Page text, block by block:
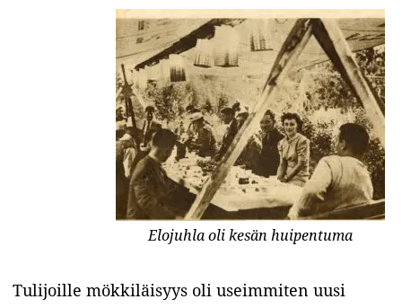
Elojuhla oli kesän huipentuma
Tulijoille mökkiläisyys oli useimmiten uusi